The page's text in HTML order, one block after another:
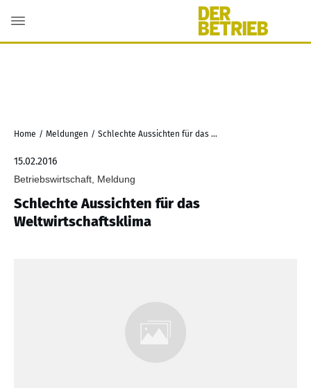
Home / Meldungen / Schlechte Aussichten für das Weltwirtschaftsklima
15.02.2016
Betriebswirtschaft, Meldung
Schlechte Aussichten für das
Weltwirtschaftsklima